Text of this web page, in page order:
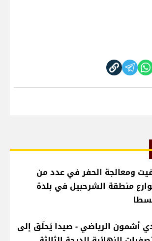
ومعالجة الحفر في عدد من
منطقة الشرحبيل في بلدة
أشمون الرياضي - صيدا يُحلّق إلى